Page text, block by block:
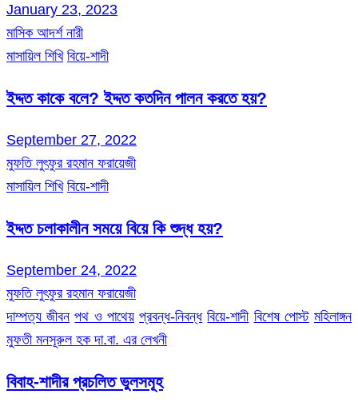
January 23, 2023
মাসিক আদর্শ নারী
মাসায়িল শিখি বিয়ে-শাদী
ইদ্দত কাকে বলে? ইদ্দত কতদিন পালন করতে হয়?
September 27, 2022
মুফতি লুৎফুর রহমান ফরায়েজী
মাসায়িল শিখি বিয়ে-শাদী
ইদ্দত চলাকালীন সময়ে বিয়ে কি শুদ্ধ হয়?
September 24, 2022
মুফতি লুৎফুর রহমান ফরায়েজী
দাম্পত্য জীবন পথ ও পাথেয় প্রবন্ধ-নিবন্ধ বিয়ে-শাদী বিশেষ পোস্ট মহিলাঙ্গন
মুফতী মনসূরুল হক দা.বা. এর লেখনী
বিবাহ-শাদীর প্রচলিত ভুলসমূহ